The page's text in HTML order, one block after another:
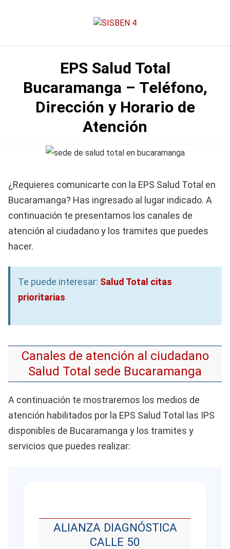
EPS Salud Total
Bucaramanga – Teléfono,
Dirección y Horario de
Atención
¿Requieres comunicarte con la EPS Salud Total en
Bucaramanga? Has ingresado al lugar indicado. A
continuación te presentamos los canales de
atención al ciudadano y los tramites que puedes
hacer.
Te puede interesar: Salud Total citas
prioritarias
Canales de atención al ciudadano
Salud Total sede Bucaramanga
A continuación te mostraremos los medios de
atención habilitados por la EPS Salud Total las IPS
disponibles de Bucaramanga y los tramites y
servicios que puedes realizar:
ALIANZA DIAGNÓSTICA
CALLE 50